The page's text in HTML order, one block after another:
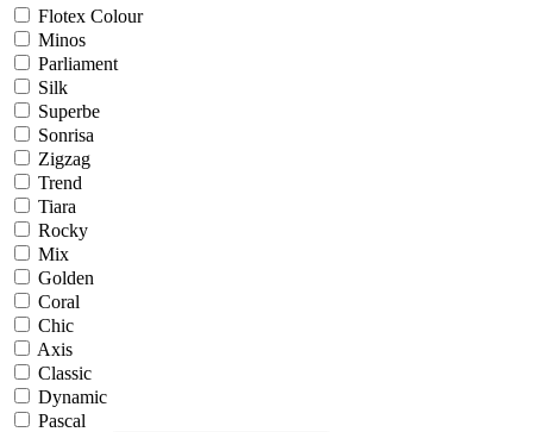
Flotex Colour
Minos
Parliament
Silk
Superbe
Sonrisa
Zigzag
Trend
Tiara
Rocky
Mix
Golden
Coral
Chic
Axis
Classic
Dynamic
Pascal